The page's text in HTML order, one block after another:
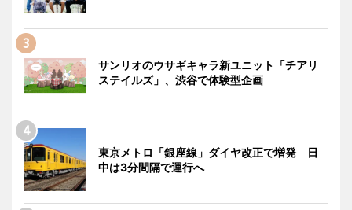
サンリオのウサギキャラ新ユニット「チアリ
ステイルズ」、渋谷で体験型企画
東京メトロ「銀座線」ダイヤ改正で増発 日
中は3分間隔で運行へ